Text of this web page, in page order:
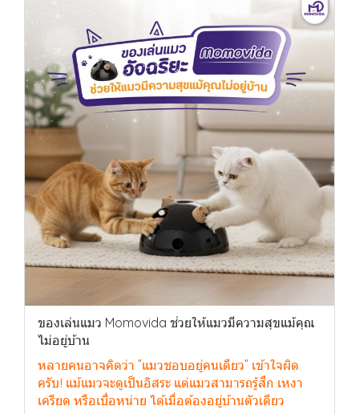
ของเล่นแมว Momovida ช่วยให้แมวมีความสุขแม้คุณ
ไม่อยู่บ้าน
หลายคนอาจคิดว่า "แมวชอบอยู่คนเดียว" เข้าใจผิด
ครับ! แม้แมวจะดูเป็นอิสระ แต่แมวสามารถรู้สึก เหงา
เครียด หรือเบื่อหน่าย ได้เมื่อต้องอยู่บ้านตัวเดียว